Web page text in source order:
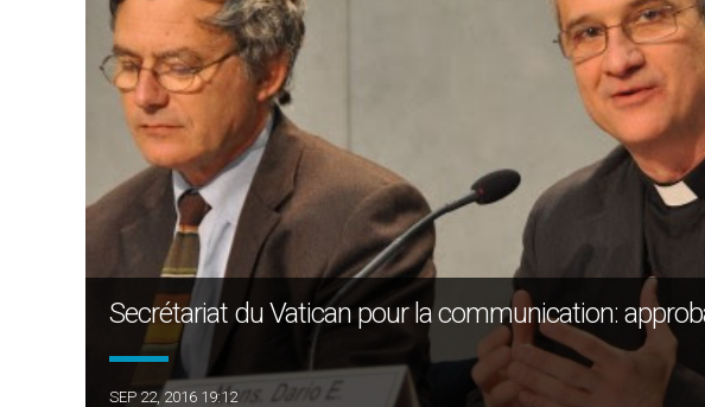
Secrétariat du Vatican pour la communication:
SEP 22, 2016 19:12